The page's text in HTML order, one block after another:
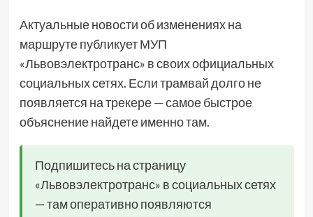
Актуальные новости об изменениях на
маршруте публикует МУП
«Львовэлектротранс» в своих официальных
социальных сетях. Если трамвай долго не
появляется на трекере — самое быстрое
объяснение найдете именно там.
Подпишитесь на страницу
«Львовэлектротранс» в социальных сетях
— там оперативно появляются